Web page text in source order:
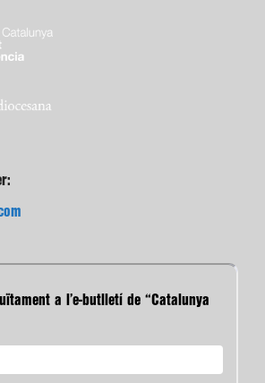
a l’e-butlletí de “Catalunya